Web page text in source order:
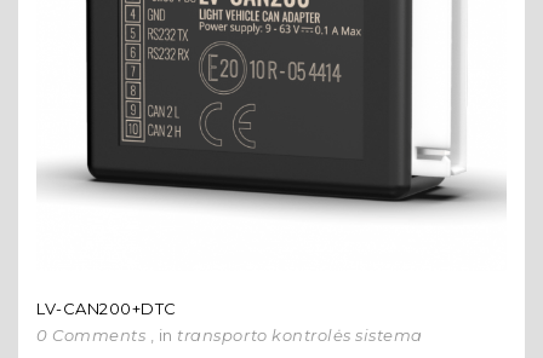
LV-CAN200+DTC
0 Comments
, in transporto kontrolės sistema